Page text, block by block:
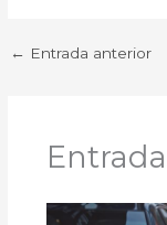
← Entrada anterior